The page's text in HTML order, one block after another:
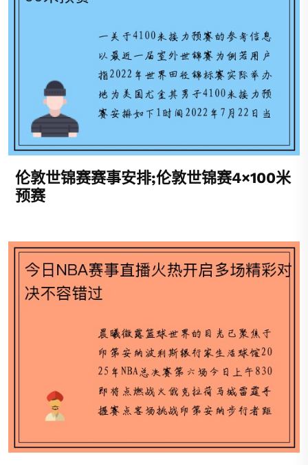
伦敦世锦赛赛事安排;伦敦世锦赛4×100米
预赛